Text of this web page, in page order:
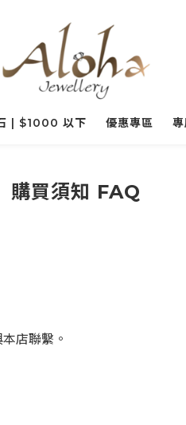
| $1000 以下 優惠專區
購買須知 FAQ
店聯繫。